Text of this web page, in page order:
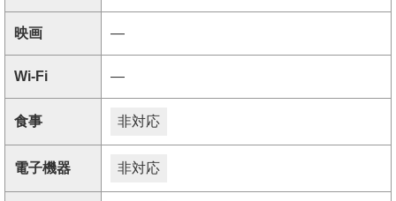
映画 ―
Wi-Fi ―
食事 非対応
電子機器 非対応